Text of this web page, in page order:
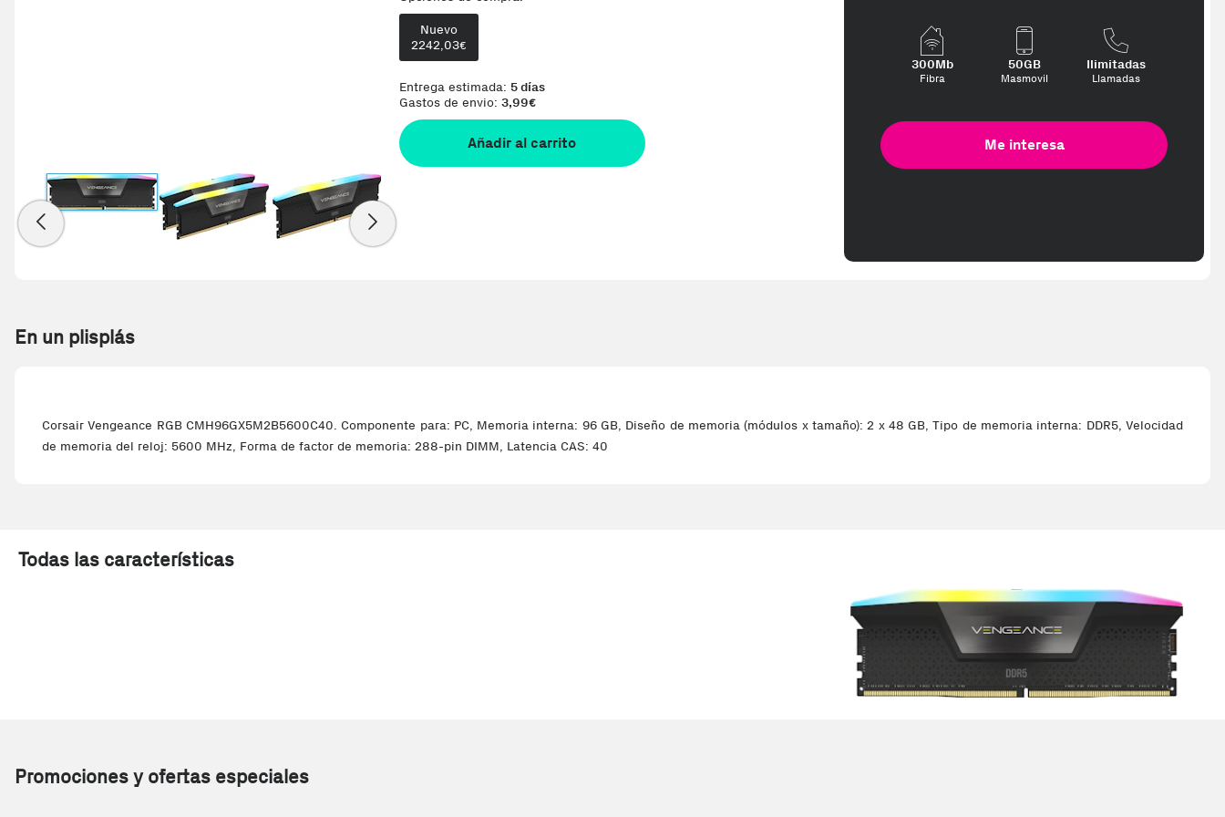
Orders are shipped in 2-3 working days. Delivery times (3-10 days) might be
Nuevo
2242,03€
Entrega estimada: 5 días
Gastos de envio: 3,99€
Añadir al carrito
300Mb
Fibra
50GB
Masmovil
Ilimitadas
Llamadas
Me interesa
En un plisplás
Corsair Vengeance RGB CMH96GX5M2B5600C40. Componente para: PC, Memoria interna: 96 GB, Diseño de memoria (módulos x tamaño): 2 x 48 GB, Tipo de memoria interna: DDR5, Velocidad
de memoria del reloj: 5600 MHz, Forma de factor de memoria: 288-pin DIMM, Latencia CAS: 40
Todas las características
Promociones y ofertas especiales